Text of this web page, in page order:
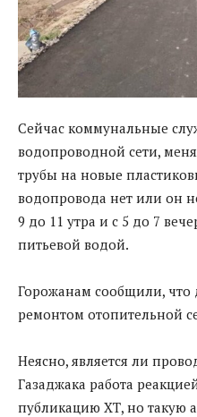
Сейчас коммунальные
водопроводной сети,
трубы на новые
водопровода нет или он
9 до 11 утра и с 5 до 7
питьевой водой.
Горожанам сообщили, что
ремонтом отопительной
Неясно, является ли
Газаджака работа
публикацию ХТ, но такую